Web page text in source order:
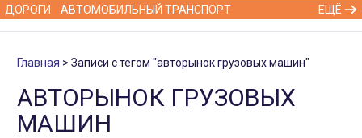
ДОРОГИ АВТОМОБИЛЬНЫЙ ТРАНСПОРТ ЕЩЁ
Главная Записи с тегом "авторынок грузовых машин"
АВТОРЫНОК ГРУЗОВЫХ
МАШИН